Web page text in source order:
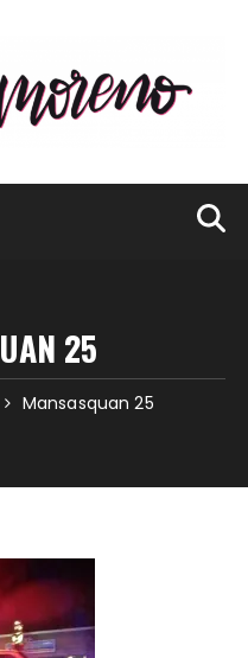
25
Mansasquan 25